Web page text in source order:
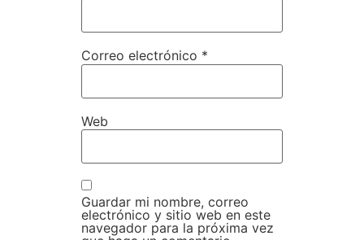
Correo electrónico *
Web
Guardar mi nombre, correo
electrónico y sitio web en este
navegador para la próxima vez